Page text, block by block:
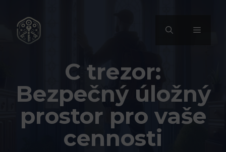
obsah
MENU
C trezor:
Bezpečný úložný
prostor pro vaše
cennosti